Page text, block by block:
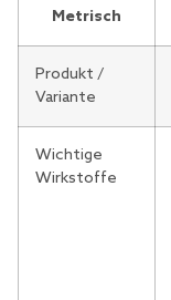
Metrisch
Produkt /
Variante
Wichtige
Wirkstoffe